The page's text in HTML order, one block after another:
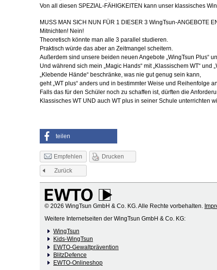
Von all diesen SPEZIAL-FÄHIGKEITEN kann unser klassisches
MUSS MAN SICH NUN FÜR 1 DIESER 3 WingTsun-ANGEBOTE
Mitnichten! Nein!
Theoretisch könnte man alle 3 parallel studieren.
Praktisch würde das aber an Zeitmangel scheitern.
Außerdem sind unsere beiden neuen Angebote „WingTsun Plus“
Und während sich mein „Magic Hands“ mit „Klassischem WT“ und
„Klebende Hände“ beschränke, was nie gut genug sein kann,
geht „WT plus“ anders und in bestimmter Weise und Reihenfolge
Falls das für den Schüler noch zu schaffen ist, dürften die
Klassisches WT UND auch WT plus in seiner Schule unterrichten
teilen
Empfehlen Drucken
Zurück
© 2026 WingTsun GmbH & Co. KG. Alle Rechte vorbehalten.
Weitere Internetseiten der WingTsun GmbH & Co. KG:
WingTsun
Kids-WingTsun
EWTO-Gewaltprävention
BlitzDefence
EWTO-Onlineshop